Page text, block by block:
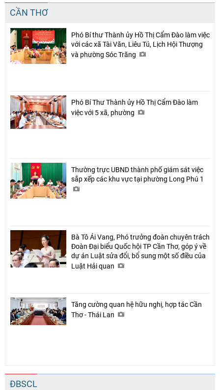
CẦN THƠ
Phó Bí thư Thành ủy Hồ Thị Cẩm Đào làm việc
với các xã Tài Văn, Liêu Tú, Lịch Hội Thượng
và phường Sóc Trăng
Phó Bí Thư Thành ủy Hồ Thị Cẩm Đào làm
việc với 5 xã, phường
Thường trực UBND thành phố giám sát việc
sắp xếp các khu vực tại phường Long Phú 1
Bà Tô Ái Vang, Phó trưởng đoàn chuyên trách
Đoàn Đại biểu Quốc hội TP Cần Thơ, góp ý về
dự án Luật sửa đổi, bổ sung một số điều của
Luật Hải quan
Tăng cường quan hệ hữu nghị, hợp tác Cần
Thơ - Thái Lan
ĐBSCL